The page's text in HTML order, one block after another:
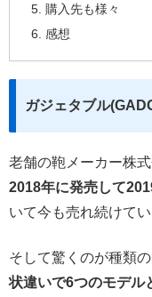
購入先も様々
感想
ガジェタブル
老舗の鞄メーカー株
2018年に発売して
いて今も売れ続けて
そして驚くのが種類
状違いで6つのモデル